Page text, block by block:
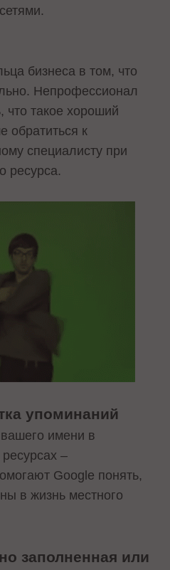
бизнеса в том, что
Непрофессионал
что такое хороший
обратиться к
специалисту при
ресурса.
упоминаний
имени в
–
Google понять,
в жизнь местного
заполненная или